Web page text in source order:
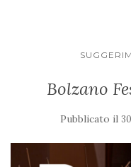
Bolzano
Pubblicato il